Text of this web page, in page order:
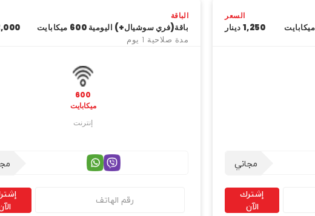
السعر
1,250 دینار
مجاني
إشترك
الآن
الباقة
باقة(فري سوشيال+) اليومية 600 ميكابايت
مدة صلاحية 1 يوم
2,000
600
ميكابايت
إنترنت